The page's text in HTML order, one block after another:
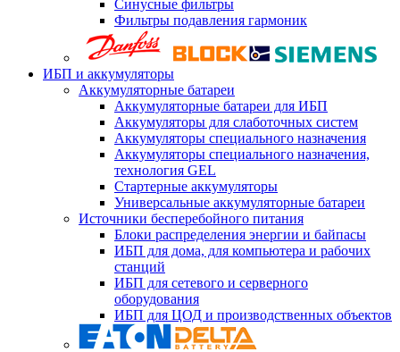
Синусные фильтры
Фильтры подавления гармоник
ИБП и аккумуляторы
Аккумуляторные батареи
Аккумуляторные батареи для ИБП
Аккумуляторы для слаботочных систем
Аккумуляторы специального назначения
Аккумуляторы специального назначения,
технология GEL
Стартерные аккумуляторы
Универсальные аккумуляторные батареи
Источники бесперебойного питания
Блоки распределения энергии и байпасы
ИБП для дома, для компьютера и рабочих
станций
ИБП для сетевого и серверного
оборудования
ИБП для ЦОД и производственных объектов